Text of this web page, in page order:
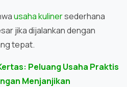
usaha kulinersederhana
jika dijalankan dengan
tepat.
Peluang Usaha Praktis
Menjanjikan